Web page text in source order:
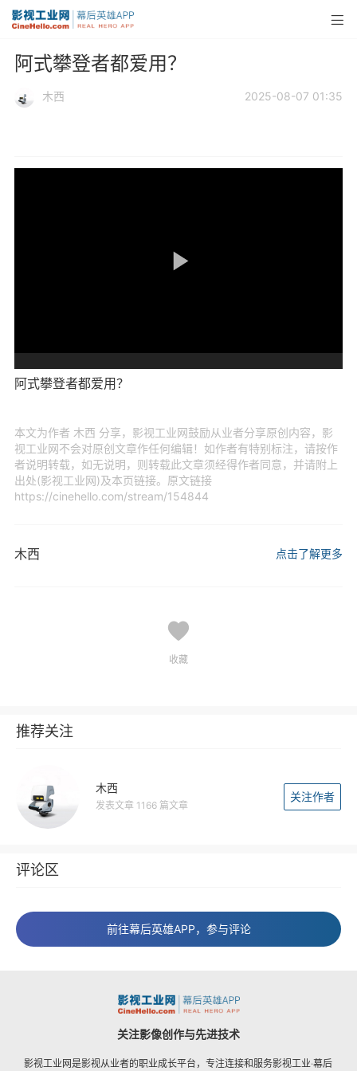
阿式攀登者都爱用？
木西 2025-08-07 01:35
阿式攀登者都爱用？
本文为作者 木西 分享，影视工业网鼓励从业者分享原创内容，影
视工业网不会对原创文章作任何编辑！如作者有特别标注，请按作
者说明转载，如无说明，则转载此文章须经得作者同意，并请附上
出处(影视工业网)及本页链接。原文链接
https://cinehello.com/stream/154844
木西 点击了解更多
收藏
推荐关注
木西
发表文章 1166 篇文章
关注作者
评论区
前往幕后英雄APP，参与评论
关注影像创作与先进技术
影视工业网是影视从业者的职业成长平台，专注连接和服务影视工业·幕后